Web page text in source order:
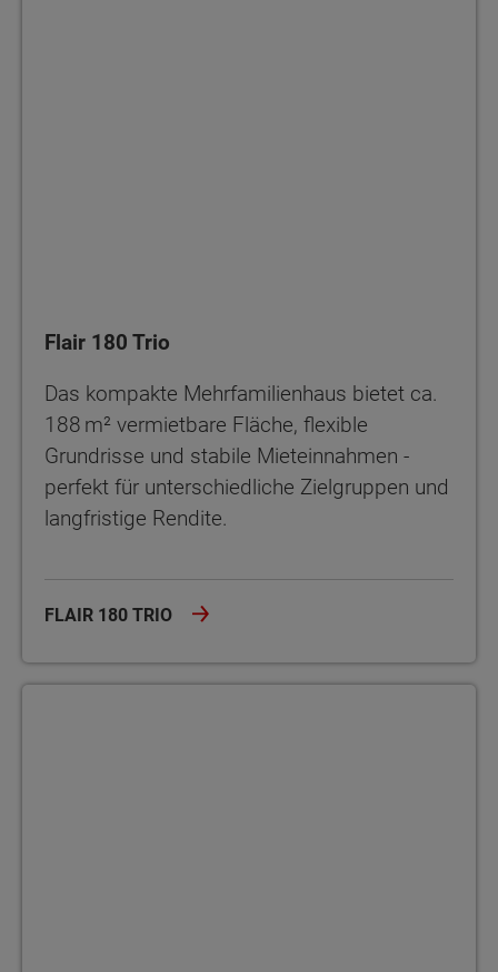
Flair 180 Trio
Das kompakte Mehrfamilienhaus bietet ca.
188 m² vermietbare Fläche, flexible
Grundrisse und stabile Mieteinnahmen -
perfekt für unterschiedliche Zielgruppen und
langfristige Rendite.
FLAIR 180 TRIO